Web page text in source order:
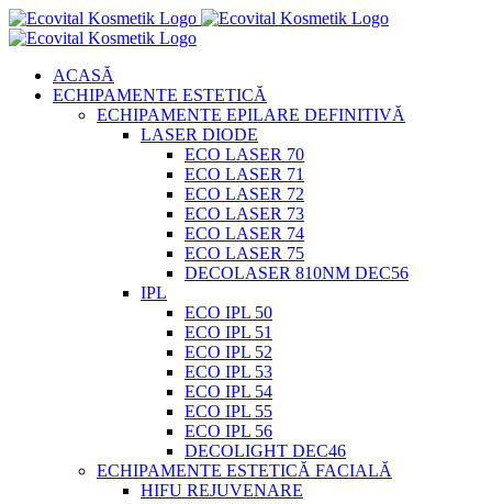
Skip
to
ACASĂ
ECHIPAMENTE ESTETICĂ
ECHIPAMENTE EPILARE DEFINITIVĂ
LASER DIODE
ECO LASER 70
ECO LASER 71
ECO LASER 72
ECO LASER 73
ECO LASER 74
ECO LASER 75
DECOLASER 810NM DEC56
IPL
ECO IPL 50
ECO IPL 51
ECO IPL 52
ECO IPL 53
ECO IPL 54
ECO IPL 55
ECO IPL 56
DECOLIGHT DEC46
ECHIPAMENTE ESTETICĂ FACIALĂ
HIFU REJUVENARE